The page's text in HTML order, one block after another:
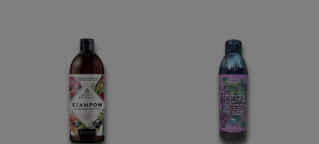
powiadom o dostępności do koszyka